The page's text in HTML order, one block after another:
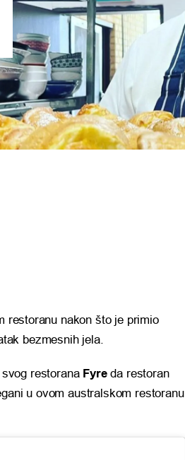
restoranu nakon što je primio
bezmesnih jela.
restorana Fyreda restoran
u ovom australskom restoranu